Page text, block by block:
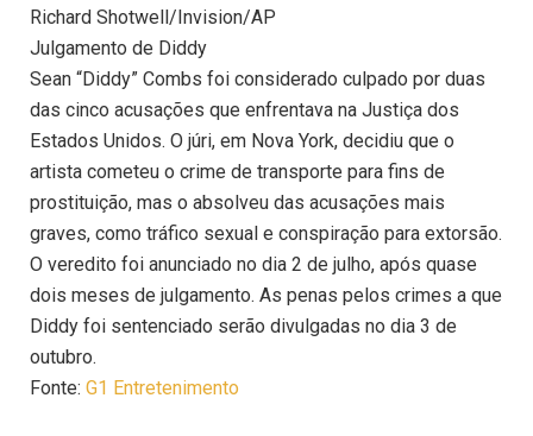
Richard Shotwell/Invision/AP
Julgamento de Diddy
Sean “Diddy” Combs foi considerado culpado por duas
das cinco acusações que enfrentava na Justiça dos
Estados Unidos. O júri, em Nova York, decidiu que o
artista cometeu o crime de transporte para fins de
prostituição, mas o absolveu das acusações mais
graves, como tráfico sexual e conspiração para extorsão.
O veredito foi anunciado no dia 2 de julho, após quase
dois meses de julgamento. As penas pelos crimes a que
Diddy foi sentenciado serão divulgadas no dia 3 de
outubro.
Fonte: G1 Entretenimento